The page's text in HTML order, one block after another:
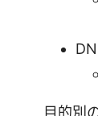
目的別